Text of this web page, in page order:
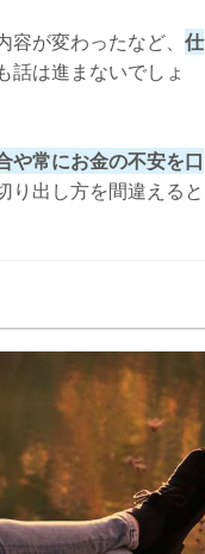
が変わったなど、 仕
話は進まないでしょ
や常にお金の不安を口
り出し方を間違えると